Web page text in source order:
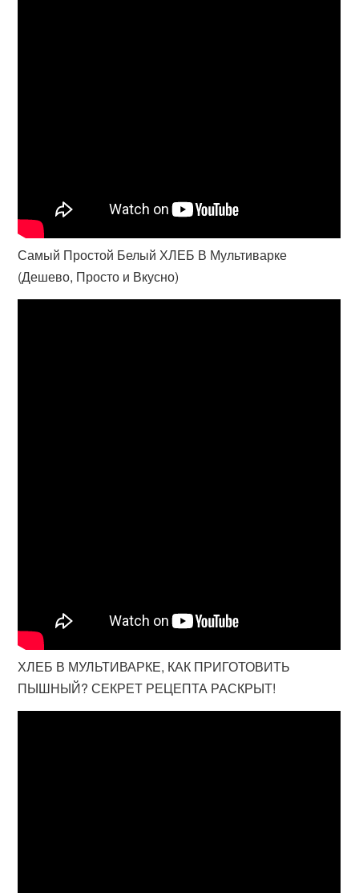
Самый Простой Белый ХЛЕБ В Мультиварке
(Дешево, Просто и Вкусно)
ХЛЕБ В МУЛЬТИВАРКЕ, КАК ПРИГОТОВИТЬ
ПЫШНЫЙ? СЕКРЕТ РЕЦЕПТА РАСКРЫТ!